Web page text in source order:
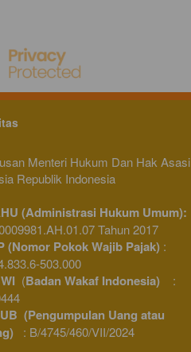
Menteri Hukum Dan Hak Asasi
Republik Indonesia
Tahun 2017
(Nomor Pokok Wajib Pajak) :
503.000
  (
Badan Wakaf Indonesia)
    :
(Pengumpulan Uang atau
   : B/4745/460/VII/2024